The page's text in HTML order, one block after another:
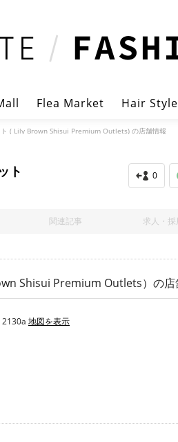
Flea Market Hair Style
( Lily Brown Shisui Premium Outlets) の店舗情報
ト 0
関連記事 求人・採
Shisui Premium Outlets） の店
2130a 地図を表示